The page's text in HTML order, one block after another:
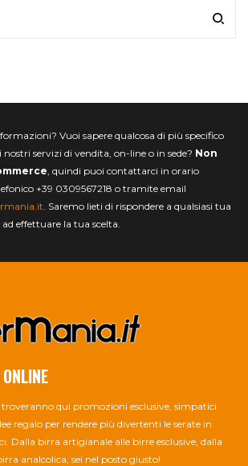
Vuoi sapere qualcosa di più specifico
nostri servizi di vendita, on-line o in sede? Non
, quindi puoi contattarci in orario
+39 0309567218 o tramite email
. Saremo lieti di rispondere a qualsiasi tua
effettuare la tua scelta.
troveranno qui promozioni esclusive, simpatici
regalo per rendere più divertenti le serate in
Dalla birra artigianale alle birre esclusive, dalla
analcolica, sei nel posto giusto!